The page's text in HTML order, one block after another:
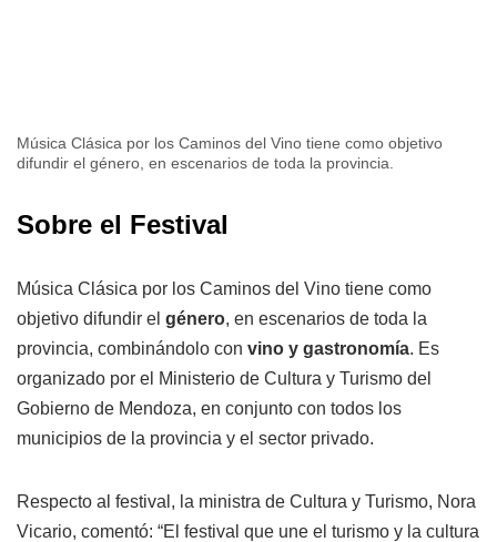
Música Clásica por los Caminos del Vino tiene como objetivo
difundir el género, en escenarios de toda la provincia.
Sobre el Festival
Música Clásica por los Caminos del Vino tiene como
objetivo difundir el género, en escenarios de toda la
provincia, combinándolo con vino y gastronomía. Es
organizado por el Ministerio de Cultura y Turismo del
Gobierno de Mendoza, en conjunto con todos los
municipios de la provincia y el sector privado.
Respecto al festival, la ministra de Cultura y Turismo, Nora
Vicario, comentó: “El festival que une el turismo y la cultura